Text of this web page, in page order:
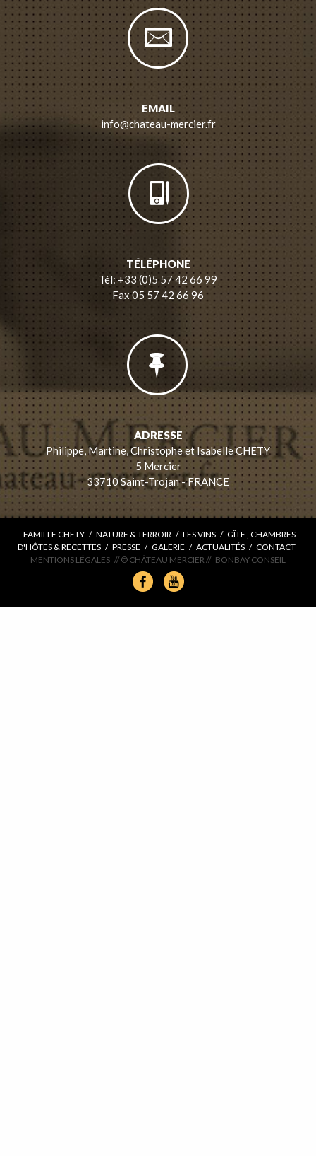
EMAIL
info@chateau-mercier.fr
TÉLÉPHONE
Tél: +33 (0)5 57 42 66 99
Fax 05 57 42 66 96
ADRESSE
Philippe, Martine, Christophe et Isabelle CHETY
5 Mercier
33710 Saint-Trojan - FRANCE
FAMILLE CHETY / NATURE & TERROIR / LES VINS / GÎTE , CHAMBRES
D'HÔTES & RECETTES / PRESSE / GALERIE / ACTUALITÉS / CONTACT
MENTIONS LÉGALES // © CHÂTEAU MERCIER // BONBAY CONSEIL